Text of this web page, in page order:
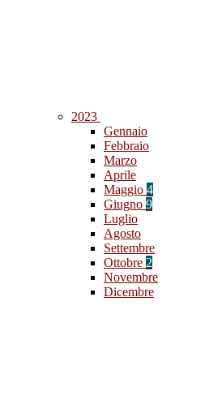
2023
Gennaio
Febbraio
Marzo
Aprile
Maggio 4
Giugno 9
Luglio
Agosto
Settembre
Ottobre 2
Novembre
Dicembre